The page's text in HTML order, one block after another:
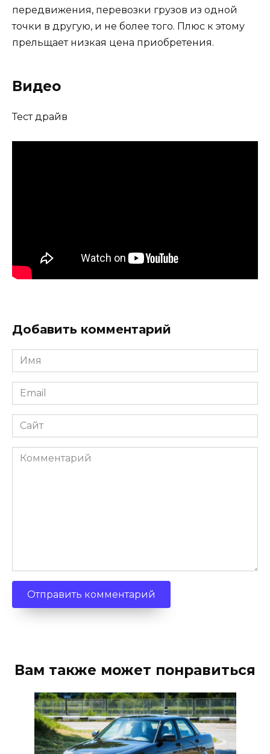
передвижения, перевозки грузов из одной
точки в другую, и не более того. Плюс к этому
прельщает низкая цена приобретения.
Видео
Тест драйв
Добавить комментарий
Имя
*
Email
*
Сайт
Комментарий
Вам также может понравиться